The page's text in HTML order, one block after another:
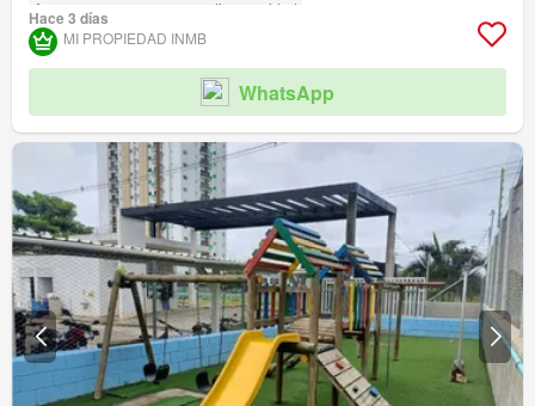
Acceso para personas con discapacidad
Hace 3 días
MI PROPIEDAD INMB
WhatsApp